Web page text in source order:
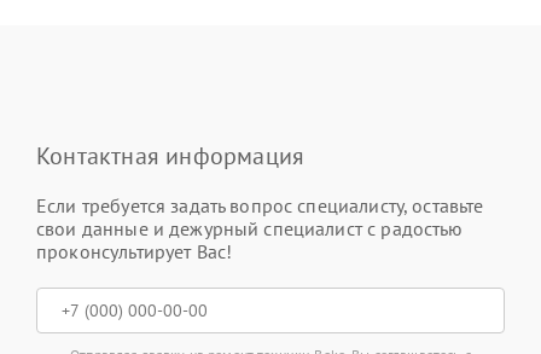
Контактная информация
Если требуется задать вопрос специалисту, оставьте
свои данные и дежурный специалист с радостью
проконсультирует Вас!